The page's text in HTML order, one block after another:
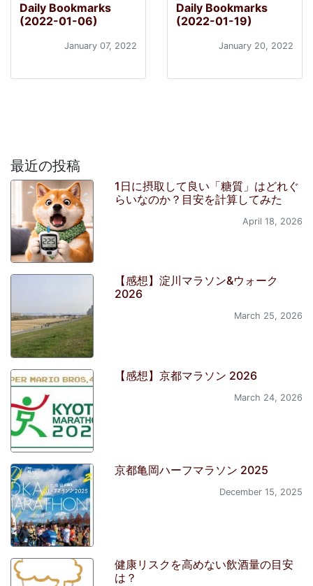
Daily Bookmarks
(2022-01-06)
January 07, 2022
Daily Bookmarks
(2022-01-19)
January 20, 2022
最近の投稿
1日に摂取して良い「糖質」はどれぐ
らいなのか？目安を計算してみた
April 18, 2026
【感想】淀川マラソン&ウォーク
2026
March 25, 2026
【感想】京都マラソン 2026
March 24, 2026
京都亀岡ハーフマラソン 2025
December 15, 2025
健康リスクを高めない飲酒量の目安
は？